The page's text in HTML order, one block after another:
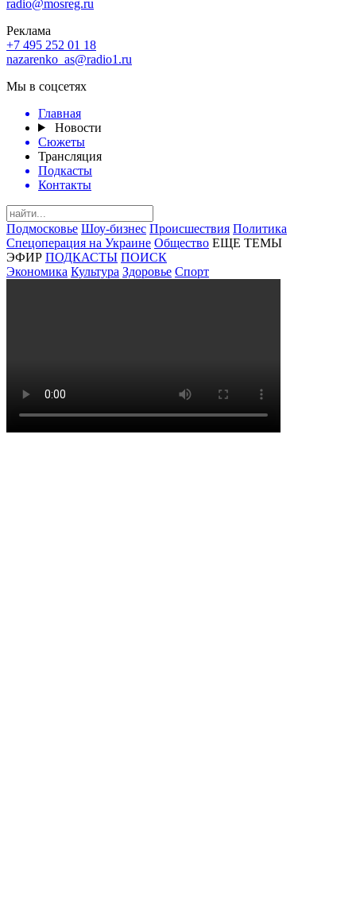
radio@mosreg.ru
Реклама
+7 495 252 01 18
nazarenko_as@radio1.ru
Мы в соцсетях
Главная
Новости
Сюжеты
Трансляция
Подкасты
Контакты
Подмосковье Шоу-бизнес Происшествия Политика
Спецоперация на Украине Общество ЕЩЕ ТЕМЫ
ЭФИР ПОДКАСТЫ ПОИСК
Экономика Культура Здоровье Спорт